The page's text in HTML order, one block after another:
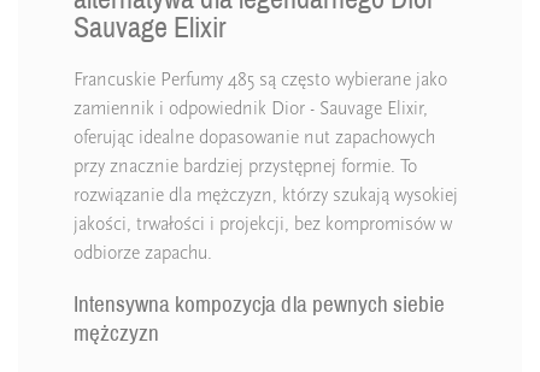
Sauvage Elixir
Francuskie Perfumy 485 są często wybierane jako
zamiennik i odpowiednik Dior - Sauvage Elixir,
oferując idealne dopasowanie nut zapachowych
przy znacznie bardziej przystępnej formie. To
rozwiązanie dla mężczyzn, którzy szukają wysokiej
jakości, trwałości i projekcji, bez kompromisów w
odbiorze zapachu.
Intensywna kompozycja dla pewnych siebie
mężczyzn